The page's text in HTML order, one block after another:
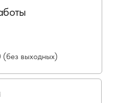
(без выходных)